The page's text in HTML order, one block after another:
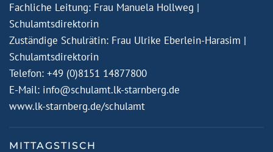
Fachliche Leitung: Frau Manuela Hollweg |
Schulamtsdirektorin
Zuständige Schulrätin: Frau Ulrike Eberlein-Harasim |
Schulamtsdirektorin
Telefon: +49 (0)8151 14877800
E-Mail: info@schulamt.lk-starnberg.de
www.lk-starnberg.de/schulamt
MITTAGSTISCH